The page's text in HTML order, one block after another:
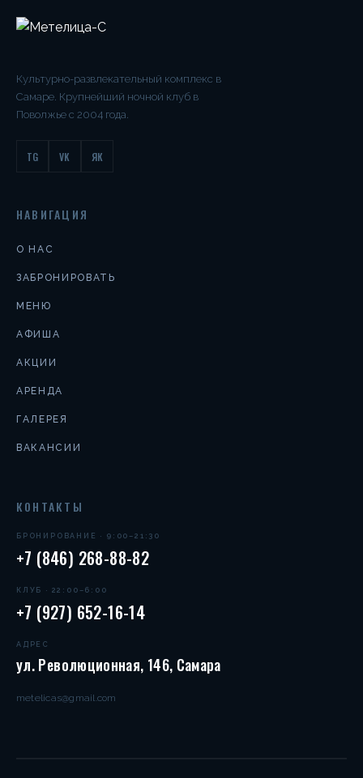
Культурно-развлекательный комплекс в
Самаре. Крупнейший ночной клуб в
Поволжье с 2004 года.
TG VK ЯК
НАВИГАЦИЯ
О НАС
ЗАБРОНИРОВАТЬ
МЕНЮ
АФИША
АКЦИИ
АРЕНДА
ГАЛЕРЕЯ
ВАКАНСИИ
КОНТАКТЫ
БРОНИРОВАНИЕ · 9:00–21:30
+7 (846) 268-88-82
КЛУБ · 22:00–6:00
+7 (927) 652-16-14
АДРЕС
ул. Революционная, 146, Самара
metelicas@gmail.com